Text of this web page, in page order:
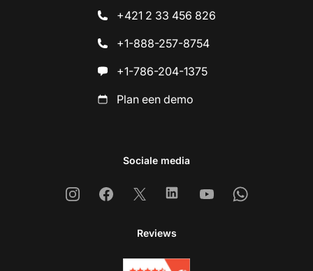
+421 2 33 456 826
+1-888-257-8754
+1-786-204-1375
Plan een demo
Sociale media
InstagramFacebook
X LinkedinYoutubeWhatsapp
Reviews